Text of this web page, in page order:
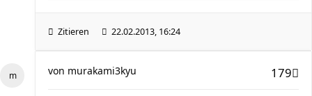
Zitieren 22.02.2013, 16:24
179
von murakami3kyu